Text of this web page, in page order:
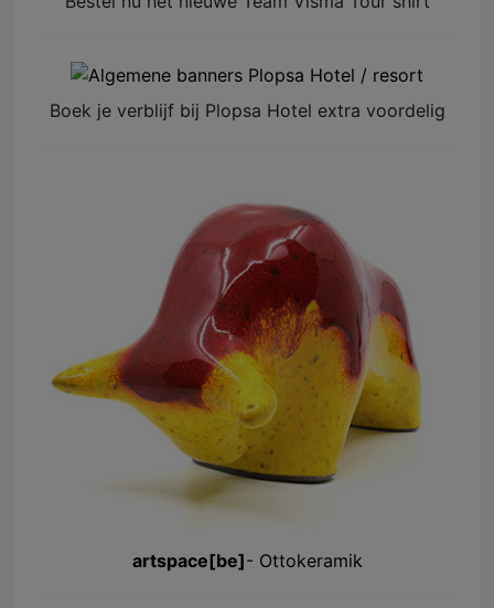
Boek je verblijf bij Plopsa Hotel extra voordelig
artspace[be]- Ottokeramik